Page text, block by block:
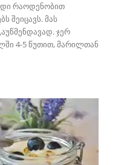
რაოდენობით
შეიცავს. მას
ჯერ
4-5 წუთით, მარილთან